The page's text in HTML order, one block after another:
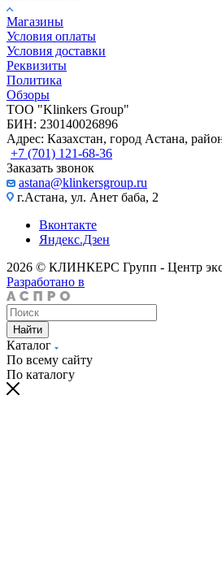
Магазины
Условия оплаты
Условия доставки
Реквизиты
Политика
Обзоры
TOO "Klinkers Group"
БИН: 230140026896
Адрес: Казахстан, город Астана,
+7 (701) 121-68-36
Заказать звонок
astana@klinkersgroup.ru
г.Астана, ул. Анет баба, 2
Вконтакте
Яндекс.Дзен
2026 © КЛИНКЕРС Групп - Центр
Разработано в
Найти
Каталог
По всему сайту
По каталогу